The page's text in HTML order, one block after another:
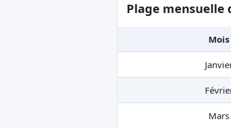
Plage mensuelle
Mois
Mars